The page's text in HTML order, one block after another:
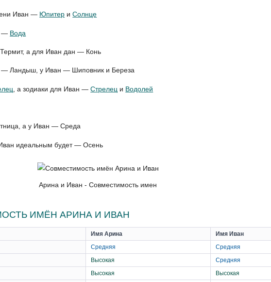
Иван — Юпитер иСолнце
— Вода
а для Иван дан — Конь
— Ландыш, у Иван — Шиповник и Береза
, а зодиаки для Иван —Стрелец и Водолей
а у Иван — Среда
идеальным будет — Осень
Арина и Иван - Совместимость имен
ИМЁН АРИНА И ИВАН
Имя Арина
Имя Иван
Средняя
Средняя
Высокая
Средняя
Высокая
Высокая